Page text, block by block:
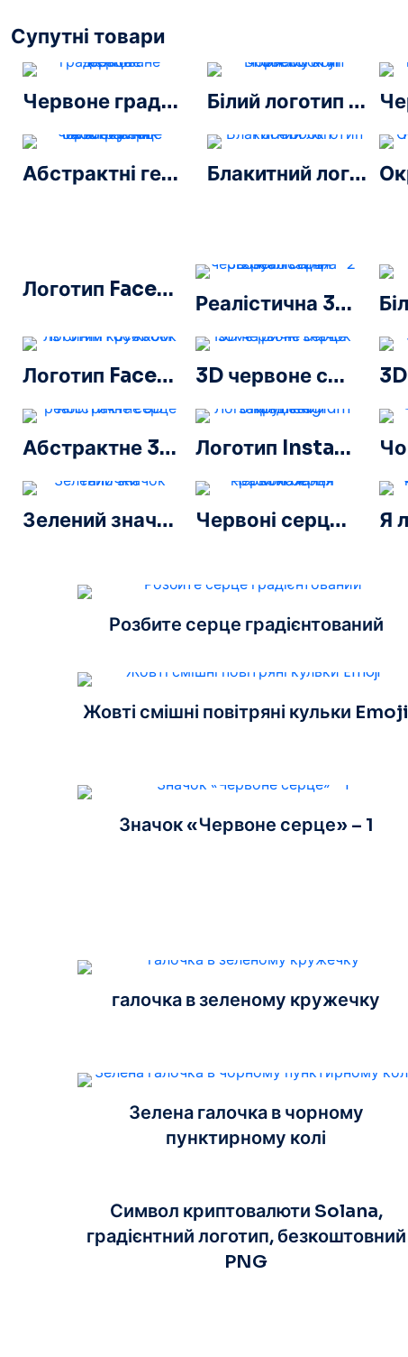
Супутні товари
Червоне градієнтоване серце Білий логотип Facebook у чорному колі
Абстрактні геометричні багатокутник червоне серце Блакитний логотип Facebook F
Логотип Facebook із синім кружком
Реалістична 3D візуалізація Червоне серце – 2
Логотип Facebook із синім кружком 3D червоне серце Ізометричні значок
Абстрактне 3D реалістичне серце Логотип Instagram закруглений градієнт
Зелений значок галочки Червоні серця краси кохання колаж
Розбите серце градієнтований
Жовті смішні повітряні кульки Emoji
Значок «Червоне серце» – 1
галочка в зеленому кружечку
Зелена галочка в чорному
пунктирному колі
Символ криптовалюти Solana,
градієнтний логотип, безкоштовний
PNG